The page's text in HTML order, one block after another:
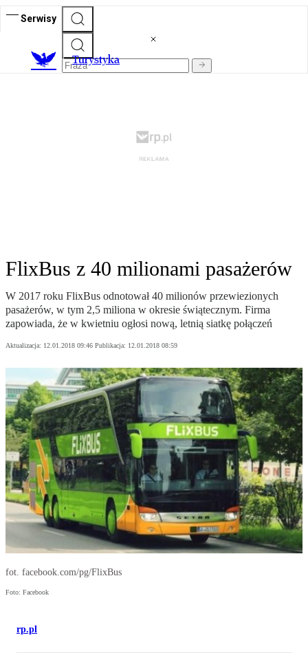
Serwisy
Turystyka
FlixBus z 40 milionami pasażerów
W 2017 roku FlixBus odnotował 40 milionów przewiezionych
pasażerów, w tym 2,5 miliona w okresie świątecznym. Firma
zapowiada, że w kwietniu ogłosi nową, letnią siatkę połączeń
Aktualizacja: 12.01.2018 09:46 Publikacja: 12.01.2018 08:59
fot. facebook.com/pg/FlixBus
Foto: Facebook
rp.pl